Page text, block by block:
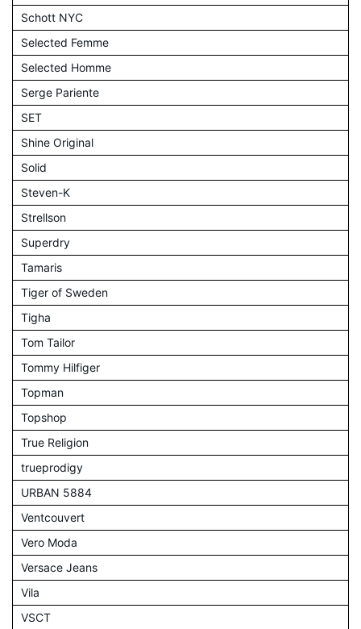
Schott NYC
Selected Femme
Selected Homme
Serge Pariente
SET
Shine Original
Solid
Steven-K
Strellson
Superdry
Tamaris
Tiger of Sweden
Tigha
Tom Tailor
Tommy Hilfiger
Topman
Topshop
True Religion
trueprodigy
URBAN 5884
Ventcouvert
Vero Moda
Versace Jeans
Vila
VSCT